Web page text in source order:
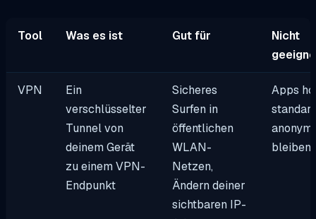
Tool Was es ist Gut für
Nicht
VPN
Ein
verschlüsselter
Tunnel von
deinem Gerät
zu einem VPN-
Endpunkt
Sicheres
Surfen in
öffentlichen
WLAN-
Netzen,
Ändern deiner
sichtbaren IP-
Apps
anonym
bleiben